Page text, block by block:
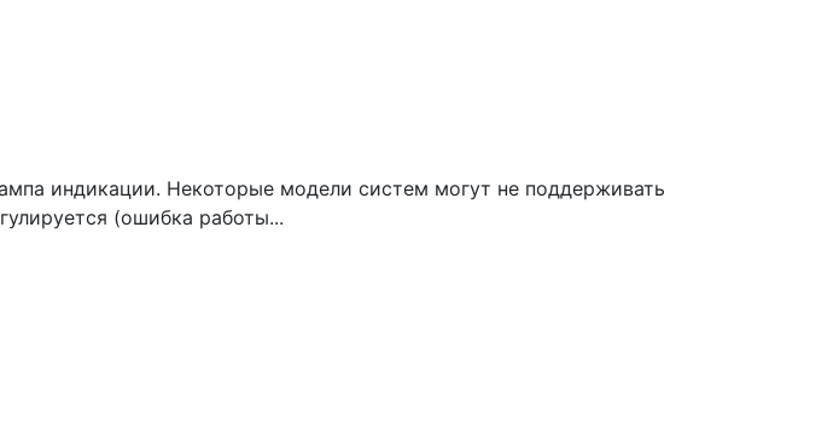
индикации. Некоторые модели систем могут не поддерживать
(ошибка работы...